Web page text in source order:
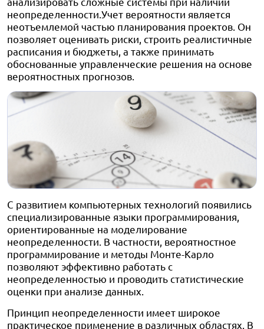
неопределенности.Учет вероятности является
неотъемлемой частью планирования проектов. Он
позволяет оценивать риски, строить реалистичные
расписания и бюджеты, а также принимать
обоснованные управленческие решения на основе
вероятностных прогнозов.
С развитием компьютерных технологий появились
специализированные языки программирования,
ориентированные на моделирование
неопределенности. В частности, вероятностное
программирование и методы Монте-Карло
позволяют эффективно работать с
неопределенностью и проводить статистические
оценки при анализе данных.
Принцип неопределенности имеет широкое
практическое применение в различных областях. В